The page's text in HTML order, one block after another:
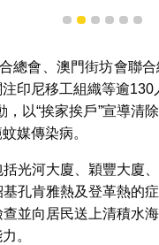
1 2 3 4 5 6
總會、澳門街坊會聯
印尼移工組織等逾
以“挨家挨戶”宣導清
媒傳染病。
光河大廈、穎豐大廈
孔肯雅熱及登革熱的
並向居民送上清積水
。